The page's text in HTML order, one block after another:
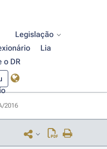
Legislação
Lia
o DR
2016